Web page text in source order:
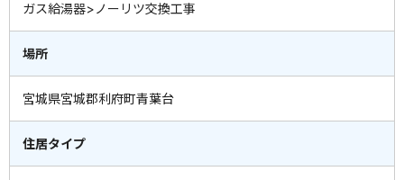
ガス給湯器>ノーリツ交換工事
場所
宮城県宮城郡利府町青葉台
住居タイプ